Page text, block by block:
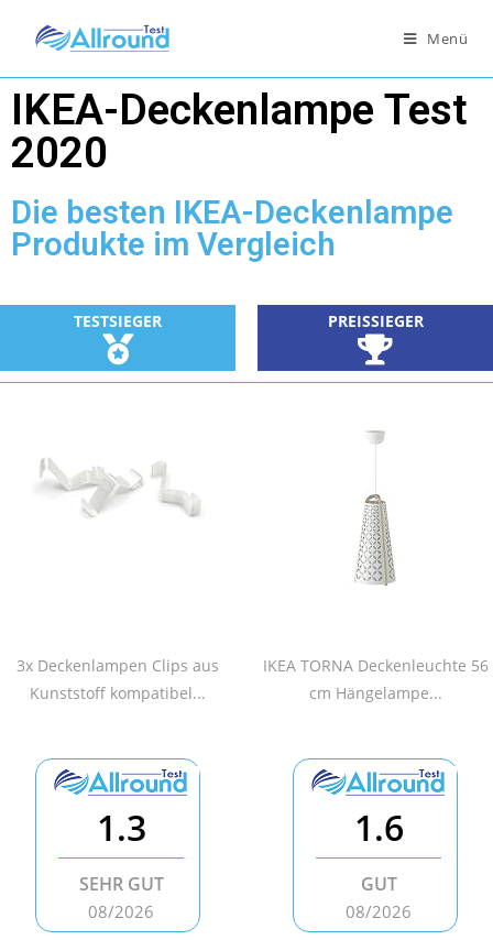
Menü
IKEA-Deckenlampe Test
2020
Die besten IKEA-Deckenlampe
Produkte im Vergleich
TESTSIEGER PREISSIEGER
3x Deckenlampen Clips aus
Kunststoff kompatibel...
IKEA TORNA Deckenleuchte 56
cm Hängelampe...
1.3
SEHR GUT
08/2026
1.6
GUT
08/2026